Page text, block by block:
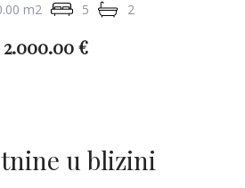
m2 5 2
2.000.00 €
u blizini